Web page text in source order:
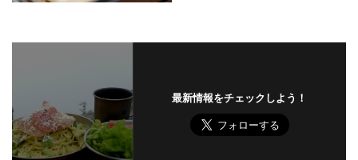
最新情報をチェックしよう！